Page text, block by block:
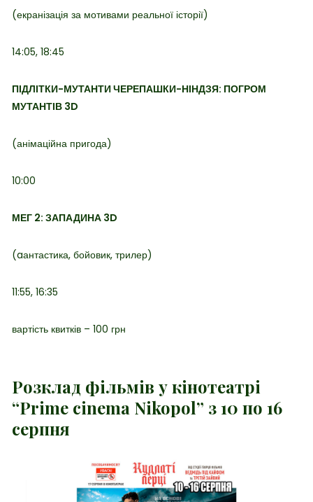
(екранізація за мотивами реальної історії)
14:05, 18:45
ПІДЛІТКИ-МУТАНТИ ЧЕРЕПАШКИ-НІНДЗЯ: ПОГРОМ
МУТАНТІВ 3D
(анімаційна пригода)
10:00
МЕГ 2: ЗАПАДИНА 3D
(aантастика, бойовик, трилер)
11:55, 16:35
вартість квитків – 100 грн
Розклад фільмів у кінотеатрі
“Prime cinema Nikopol” з 10 по 16
серпня